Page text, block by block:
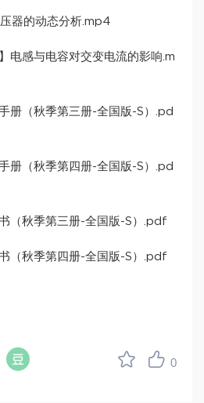
器的动态分析.mp4
电感与电容对交变电流的影响.m
册（秋季第三册-全国版-S）.pd
册（秋季第四册-全国版-S）.pd
（秋季第三册-全国版-S）.pdf
（秋季第四册-全国版-S）.pdf
0